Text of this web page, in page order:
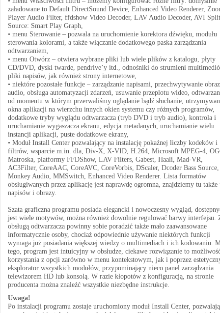
załadowane to Default DirectSound Device, Enhanced Video Renderer,
Player Audio Filter, ffdshow Video Decoder, LAV Audio Decoder, AVI
Source: Smart Play Graph,
• menu Sterowanie – pozwala na uruchomienie korektora dźwięku, modułu
sterowania kolorami, a także włączanie dodatkowego paska zarządzania
odtwarzaniem,
• menu Otwórz – otwiera wybrane pliki lub wiele plików z katalogu, płyty
CD/DVD, dyski twarde, pendrive’y itd., odnośniki do strumieni
pliki napisów, jak również strony internetowe,
• niektóre pozostałe funkcje – zarządzanie napisami, przechwytywanie
audio, obsługa automatyzacji zdarzeń, usuwanie przeplotu wideo,
od momentu w którym przerwaliśmy oglądanie bądź słuchanie,
okna aplikacji na wierzchu innych okien systemu czy różnych programów,
dodatkowe tryby wyglądu odtwarzacza (tryb DVD i tryb audio), kontrola i
uruchamianie wygaszacza ekranu, edycja metadanych, uruchamianie wielu
instancji aplikacji, puste dodatkowe ekrany,
• Moduł Install Center pozwalający na instalację pokaźnej liczby kodeków i
filtrów, wsparcie m.in. dla, Div-X, X-VID, H.264, Microsoft MPEG-4,
Matroska, platformy FFDShow, LAV Filters, Gabest, Haali, Mad-VR,
AC3Filter, CoreAAC, CoreAVC, CoreVorbis, DScaler, Dcoder Bass Source,
Monkey Audio, MMSwitch, Enhanced Video Renderer. Lista formatów
obsługiwanych przez aplikację jest naprawdę ogromna, znajdziemy tu
napisów i obrazy.
Szata graficzna programu posiada elegancki i nowoczesny wygląd,
jest wiele motywów, można również dowolnie regulować barwy interfejsu.
obsługą odtwarzacza powinny sobie poradzić także mało zaawansowane
informatycznie osoby, chociaż odpowiednie używanie niektórych funkcji
wymaga już posiadania większej wiedzy o multimediach i ich kodowaniu.
tego, program jest intuicyjny w obsłudze, ciekawe rozwiązanie to
korzystania z opcji zarówno w menu kontekstowym, jak i poprzez
eksplorator wszystkich modułów, przypominający nieco panel zarządzania
telewizorem HD lub konsolą. W razie kłopotów z konfiguracją, na stronie
producenta można znaleźć wszystkie niezbędne instrukcje.
Uwaga!
Po instalacji programu zostaje uruchomiony moduł Install Center,